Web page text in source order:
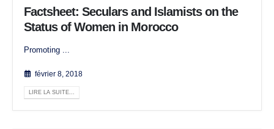
Factsheet: Seculars and Islamists on the
Status of Women in Morocco
Promoting ...
février 8, 2018
LIRE LA SUITE...